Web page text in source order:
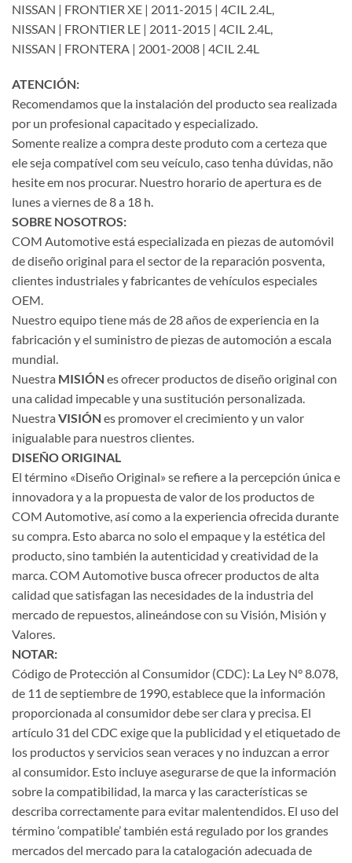
NISSAN | FRONTIER XE | 2011-2015 | 4CIL 2.4L,
NISSAN | FRONTIER LE | 2011-2015 | 4CIL 2.4L,
NISSAN | FRONTERA | 2001-2008 | 4CIL 2.4L
ATENCIÓN:
Recomendamos que la instalación del producto sea realizada
por un profesional capacitado y especializado.
Somente realize a compra deste produto com a certeza que
ele seja compatível com seu veículo, caso tenha dúvidas, não
hesite em nos procurar. Nuestro horario de apertura es de
lunes a viernes de 8 a 18 h.
SOBRE NOSOTROS:
COM Automotive está especializada en piezas de automóvil
de diseño original para el sector de la reparación posventa,
clientes industriales y fabricantes de vehículos especiales
OEM.
Nuestro equipo tiene más de 28 años de experiencia en la
fabricación y el suministro de piezas de automoción a escala
mundial.
Nuestra MISIÓN es ofrecer productos de diseño original con
una calidad impecable y una sustitución personalizada.
Nuestra VISIÓN es promover el crecimiento y un valor
inigualable para nuestros clientes.
DISEÑO ORIGINAL
El término «Diseño Original» se refiere a la percepción única e
innovadora y a la propuesta de valor de los productos de
COM Automotive, así como a la experiencia ofrecida durante
su compra. Esto abarca no solo el empaque y la estética del
producto, sino también la autenticidad y creatividad de la
marca. COM Automotive busca ofrecer productos de alta
calidad que satisfagan las necesidades de la industria del
mercado de repuestos, alineándose con su Visión, Misión y
Valores.
NOTAR:
Código de Protección al Consumidor (CDC): La Ley N° 8.078,
de 11 de septiembre de 1990, establece que la información
proporcionada al consumidor debe ser clara y precisa. El
artículo 31 del CDC exige que la publicidad y el etiquetado de
los productos y servicios sean veraces y no induzcan a error
al consumidor. Esto incluye asegurarse de que la información
sobre la compatibilidad, la marca y las características se
describa correctamente para evitar malentendidos. El uso del
término ‘compatible’ también está regulado por los grandes
mercados del mercado para la catalogación adecuada de